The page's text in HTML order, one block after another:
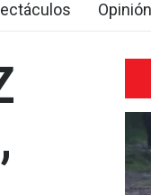
Opinión